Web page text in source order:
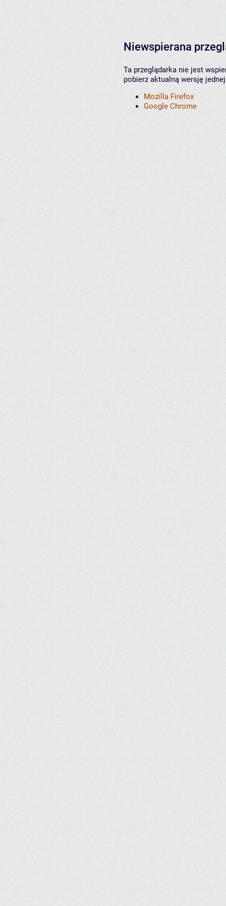
Niewspierana
Ta przeglądarka nie jest
pobierz aktualną wersję
Mozilla Firefox
Google Chrome